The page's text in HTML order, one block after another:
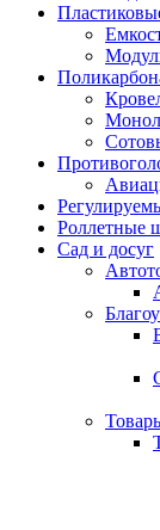
Роллетные
Сад и досуг